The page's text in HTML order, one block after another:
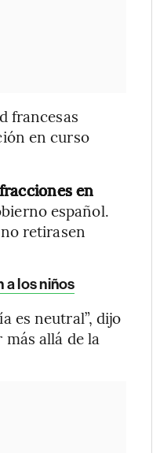
francesas
en curso
en
español.
retirasen
a los niños
es neutral”, dijo
allá de la